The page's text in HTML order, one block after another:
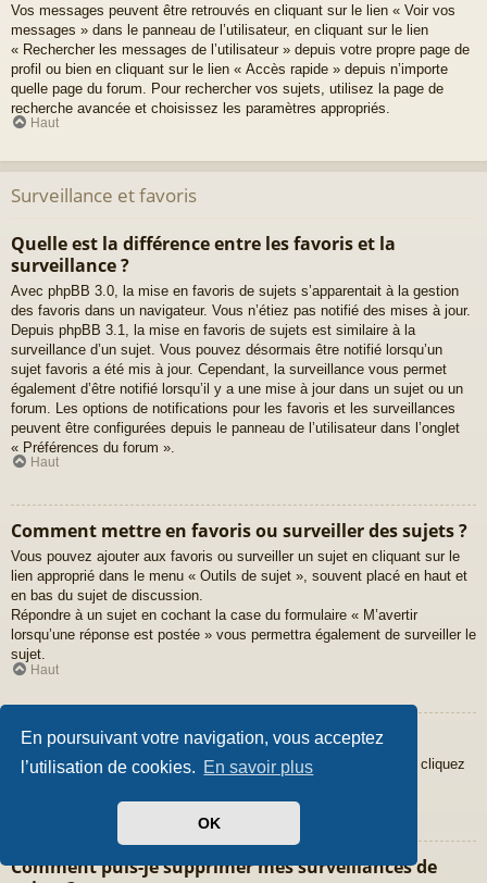
En poursuivant votre navigation, vous acceptez
l’utilisation de cookies. En savoir plus
OK
Vos messages peuvent être retrouvés en cliquant sur le lien « Voir vos
messages » dans le panneau de l’utilisateur, en cliquant sur le lien
« Rechercher les messages de l’utilisateur » depuis votre propre page de
profil ou bien en cliquant sur le lien « Accès rapide » depuis n’importe
quelle page du forum. Pour rechercher vos sujets, utilisez la page de
recherche avancée et choisissez les paramètres appropriés.
Haut
Surveillance et favoris
Quelle est la différence entre les favoris et la
surveillance ?
Avec phpBB 3.0, la mise en favoris de sujets s’apparentait à la gestion
des favoris dans un navigateur. Vous n’étiez pas notifié des mises à jour.
Depuis phpBB 3.1, la mise en favoris de sujets est similaire à la
surveillance d’un sujet. Vous pouvez désormais être notifié lorsqu’un
sujet favoris a été mis à jour. Cependant, la surveillance vous permet
également d’être notifié lorsqu’il y a une mise à jour dans un sujet ou un
forum. Les options de notifications pour les favoris et les surveillances
peuvent être configurées depuis le panneau de l’utilisateur dans l’onglet
« Préférences du forum ».
Haut
Comment mettre en favoris ou surveiller des sujets ?
Vous pouvez ajouter aux favoris ou surveiller un sujet en cliquant sur le
lien approprié dans le menu « Outils de sujet », souvent placé en haut et
en bas du sujet de discussion.
Répondre à un sujet en cochant la case du formulaire « M’avertir
lorsqu’une réponse est postée » vous permettra également de surveiller le
sujet.
Haut
Comment surveiller des forums ?
Pour surveiller un forum en particulier, une fois entré sur celui-ci, cliquez
Comment puis-je supprimer mes surveillances de